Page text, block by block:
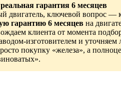
гарантия 6 месяцев
двигатель, ключевой вопрос —
гарантию 6 месяцев на
клиента от момента
изготовителем и
покупку «железа», а